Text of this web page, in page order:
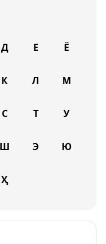
Д Е Ё
К Л М
С Т У
Ш Э Ю
Ҳ